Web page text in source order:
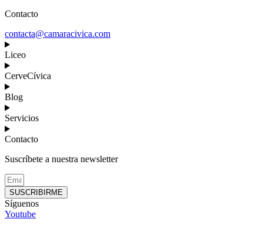
Contacto
contacta@camaracivica.com
Liceo
CerveCívica
Blog
Servicios
Contacto
Suscríbete a nuestra newsletter
SUSCRIBIRME
Síguenos
Youtube